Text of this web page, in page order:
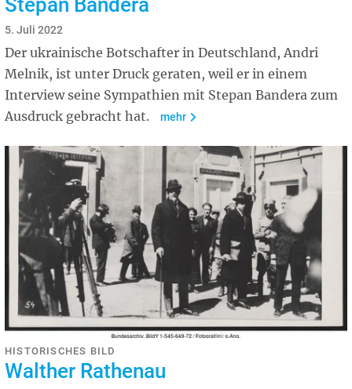
Stepan Bandera
5. Juli 2022
Der ukrainische Botschafter in Deutschland, Andri
Melnik, ist unter Druck geraten, weil er in einem
Interview seine Sympathien mit Stepan Bandera zum
Ausdruck gebracht hat.
mehr
HISTORISCHES BILD
Walther Rathenau